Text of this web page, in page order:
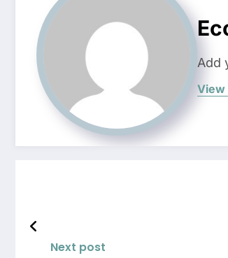
Add
View
Next post